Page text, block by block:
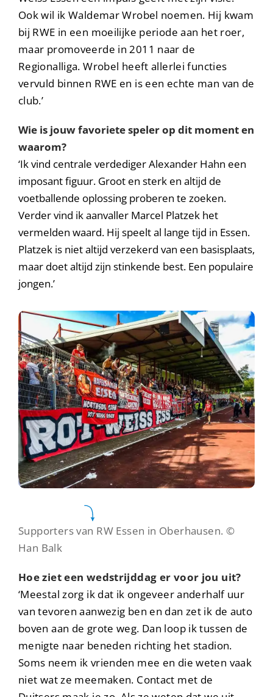
Ook wil ik Waldemar Wrobel noemen. Hij kwam
bij RWE in een moeilijke periode aan het roer,
maar promoveerde in 2011 naar de
Regionalliga. Wrobel heeft allerlei functies
vervuld binnen RWE en is een echte man van de
club.’
Wie is jouw favoriete speler op dit moment en
waarom?
‘Ik vind centrale verdediger Alexander Hahn een
imposant figuur. Groot en sterk en altijd de
voetballende oplossing proberen te zoeken.
Verder vind ik aanvaller Marcel Platzek het
vermelden waard. Hij speelt al lange tijd in Essen.
Platzek is niet altijd verzekerd van een basisplaats,
maar doet altijd zijn stinkende best. Een populaire
jongen.’
Supporters van RW Essen in Oberhausen. ©
Han Balk
Hoe ziet een wedstrijddag er voor jou uit?
‘Meestal zorg ik dat ik ongeveer anderhalf uur
van tevoren aanwezig ben en dan zet ik de auto
boven aan de grote weg. Dan loop ik tussen de
menigte naar beneden richting het stadion.
Soms neem ik vrienden mee en die weten vaak
niet wat ze meemaken. Contact met de